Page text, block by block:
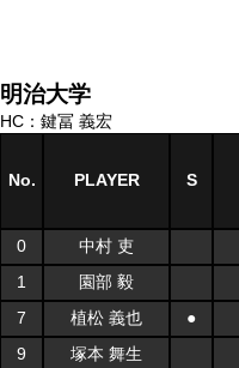
明治大学
HC：鍵冨 義宏
No. PLAYER S
0 中村 吏
1
園部 毅
7
植松 義也 ●
9
塚本 舞生